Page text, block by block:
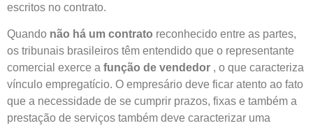
escritos no contrato.
Quando não há um contrato reconhecido entre as partes,
os tribunais brasileiros têm entendido que o representante
comercial exerce a função de vendedor , o que caracteriza
vínculo empregatício. O empresário deve ficar atento ao fato
que a necessidade de se cumprir prazos, fixas e também a
prestação de serviços também deve caracterizar uma